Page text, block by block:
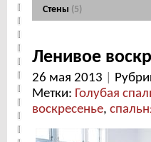
Стены (5)
Ленивое
26 мая 2013
Метки: Голубая
воскресенье,